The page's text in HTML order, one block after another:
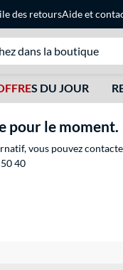
des retoursAideet
S DU JOUR
pour le moment.
vous pouvez
40